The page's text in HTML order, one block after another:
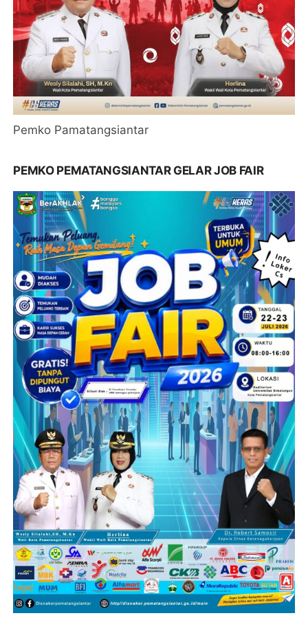
Pemko Pamatangsiantar
PEMKO PEMATANGSIANTAR GELAR JOB FAIR